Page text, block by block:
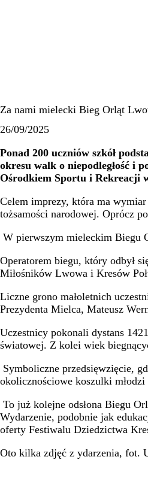
Za nami mielecki Bieg Orląt
26/09/2025
Ponad 200 uczniów szkół
okresu walk o niepodległość i
Ośrodkiem Sportu i Rekreacji
Celem imprezy, która ma
tożsamości narodowej. Oprócz
W pierwszym mieleckim Biegu
Operatorem biegu, który odbył
Miłośników Lwowa i Kresów
Liczne grono małoletnich
Prezydenta Mielca, Mateusz
Uczestnicy pokonali dystans
światowej. Z kolei wiek
Symboliczne przedsięwzięcie,
okolicznościowe koszulki
To już kolejne odsłona Biegu
Wydarzenie, podobnie jak
oferty Festiwalu Dziedzictwa
Oto kilka zdjęć z ydarzenia, fot.